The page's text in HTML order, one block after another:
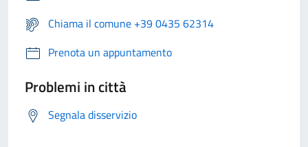
Chiama il comune +39 0435 62314
Prenota un appuntamento
Problemi in città
Segnala disservizio